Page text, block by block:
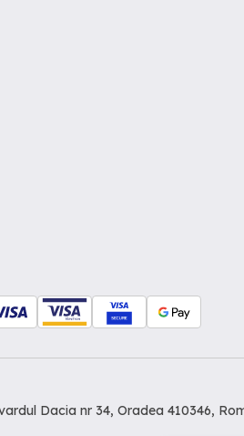
Dacia nr 34, Oradea 410346,